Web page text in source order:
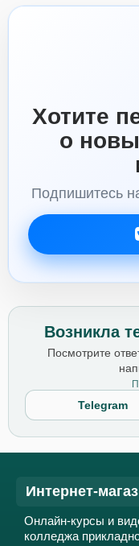
Хотите
о
Подпишитесь
Возникла
Посмотрите
Telegram
Интернет-
Онлайн-курсы и
колледжа